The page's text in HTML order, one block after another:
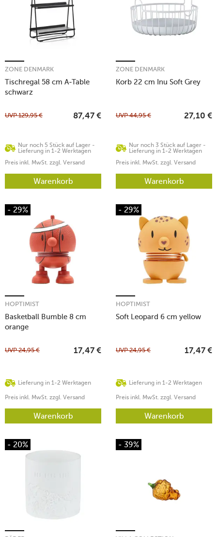
Tischregal 58 cm A-Table
schwarz
ZONE DENMARK
Nur noch 5 Stück auf Lager -
Lieferung in 1-2 Werktagen
UVP129,95 € 87,47 €
Preis inkl. MwSt. zzgl. Versand
Warenkorb
Korb 22 cm Inu Soft Grey
ZONE DENMARK
Nur noch 3 Stück auf Lager -
Lieferung in 1-2 Werktagen
UVP44,95 € 27,10 €
Preis inkl. MwSt. zzgl. Versand
Warenkorb
- 29%
Basketball Bumble 8 cm
orange
HOPTIMIST
Lieferung in 1-2 Werktagen
UVP24,95 € 17,47 €
Preis inkl. MwSt. zzgl. Versand
Warenkorb
- 29%
Soft Leopard 6 cm yellow
HOPTIMIST
Lieferung in 1-2 Werktagen
UVP24,95 € 17,47 €
Preis inkl. MwSt. zzgl. Versand
Warenkorb
- 20% - 39%